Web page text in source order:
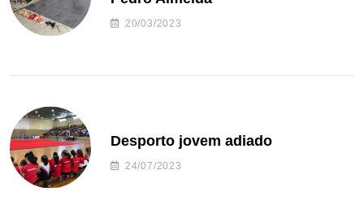
20/03/2023
Desporto jovem adiado
24/07/2023